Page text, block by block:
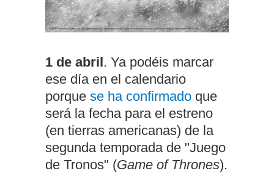
1 de abril. Ya podéis marcar
ese día en el calendario
porque se ha confirmado que
será la fecha para el estreno
(en tierras americanas) de la
segunda temporada de "Juego
de Tronos" (Game of Thrones).